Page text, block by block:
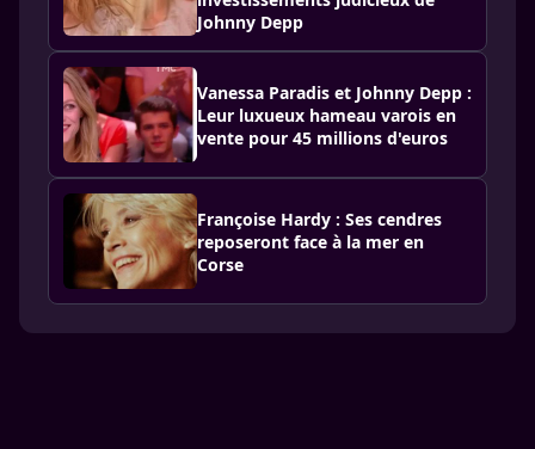
Johnny Depp
Vanessa Paradis et Johnny Depp :
Leur luxueux hameau varois en
vente pour 45 millions d'euros
Françoise Hardy : Ses cendres
reposeront face à la mer en
Corse